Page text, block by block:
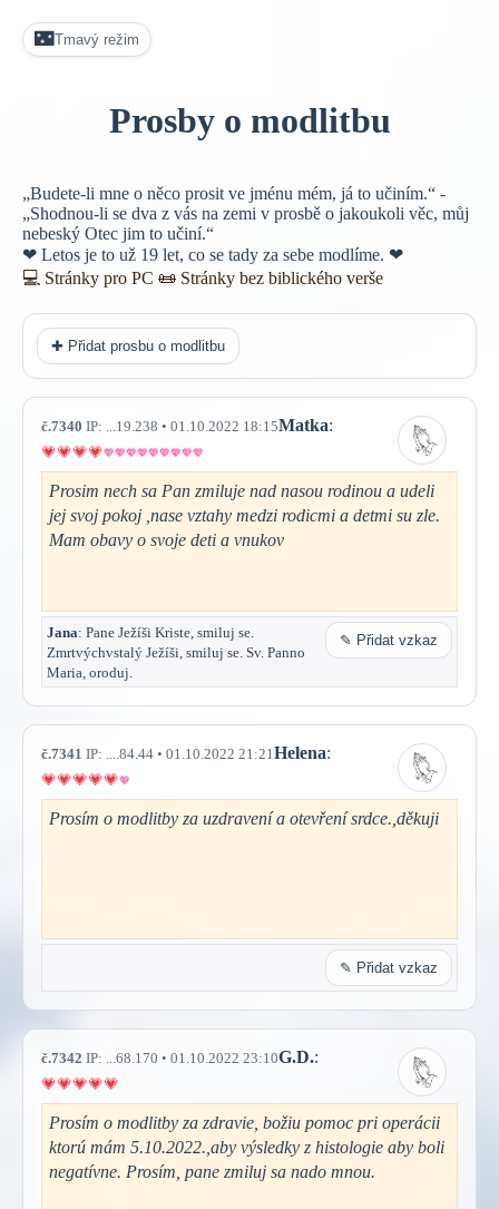
🌃Tmavý režim
Prosby o modlitbu
„Budete-li mne o něco prosit ve jménu mém, já to učiním.“ -
„Shodnou-li se dva z vás na zemi v prosbě o jakoukoli věc, můj
nebeský Otec jim to učiní.“
❤ Letos je to už 19 let, co se tady za sebe modlíme. ❤
💻 Stránky pro PC 📜 Stránky bez biblického verše
✚ Přidat prosbu o modlitbu
č.7340 IP: ...19.238 • 01.10.2022 18:15Matka:
Prosim nech sa Pan zmiluje nad nasou rodinou a udeli
jej svoj pokoj ,nase vztahy medzi rodicmi a detmi su zle.
Mam obavy o svoje deti a vnukov
Jana: Pane Ježíši Kriste, smiluj se.
Zmrtvýchvstalý Ježíši, smiluj se. Sv. Panno
Maria, oroduj.
✎ Přidat vzkaz
č.7341 IP: ....84.44 • 01.10.2022 21:21 Helena:
Prosím o modlitby za uzdravení a otevření srdce.,děkuji
✎ Přidat vzkaz
č.7342 IP: ...68.170 • 01.10.2022 23:10G.D.:
Prosím o modlitby za zdravie, božiu pomoc pri operácii
ktorú mám 5.10.2022.,aby výsledky z histologie aby boli
negatívne. Prosím, pane zmiluj sa nado mnou.